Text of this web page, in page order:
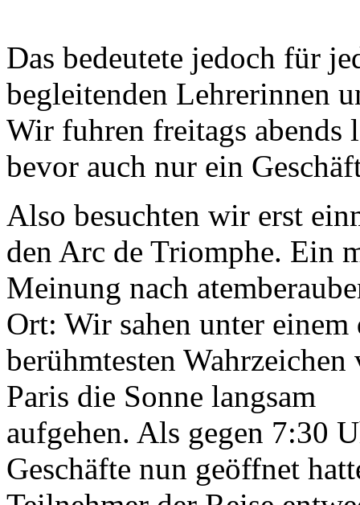
Das bedeutete jedoch für
begleitenden Lehrerinnen
Wir fuhren freitags abends
bevor auch nur ein
Also besuchten wir erst
den Arc de Triomphe. Ein
Meinung nach
Ort: Wir sahen unter einem
berühmtesten Wahrzeichen
Paris die Sonne langsam
aufgehen. Als gegen 7:30
Geschäfte nun geöffnet